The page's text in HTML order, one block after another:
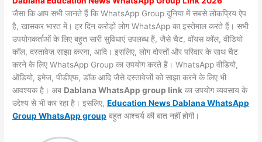
जैसा कि आप सभी जानते हैं कि WhatsApp Group दुनिया में सबसे लोकप्रिय ऐप
है, खासकर भारत में। हर दिन करोड़ों लोग WhatsApp का इस्तेमाल करते हैं। सभी
उपयोगकर्ताओं के लिए बहुत सारी सुविधाएं उपलब्ध हैं, जैसे चैट, वॉयस कॉल, वीडियो
कॉल, दस्तावेज़ साझा करना, आदि। इसलिए, लोग दोस्तों और परिवार के साथ चैट
करने के लिए WhatsApp Group का उपयोग करते हैं। WhatsApp वीडियो,
ऑडियो, इमेज, पीडीएफ, डॉक आदि जैसे दस्तावेजों को साझा करने के लिए भी
आवश्यक है। अब Dablana WhatsApp group link का उपयोग व्यवसाय के
उद्देश्य से भी कर रहा है। इसलिए,Education News Dablana WhatsApp
Group WhatsApp group बहुत आश्चर्य की बात नहीं होगी।